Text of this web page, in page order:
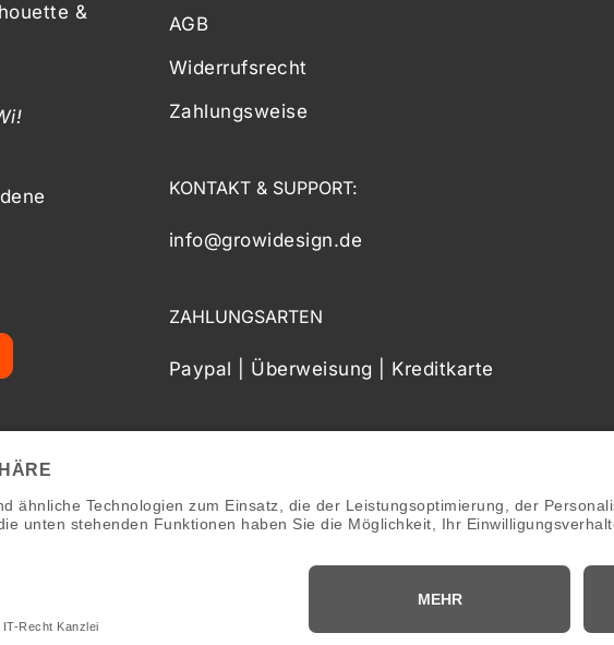
&
AGB
Widerrufsrecht
Zahlungsweise
KONTAKT & SUPPORT:
info@growidesign.de
ZAHLUNGSARTEN
Paypal | Überweisung | Kreditkarte
Copyright 2016 - 2026 ©GroWidesign® | Rights Reserved |